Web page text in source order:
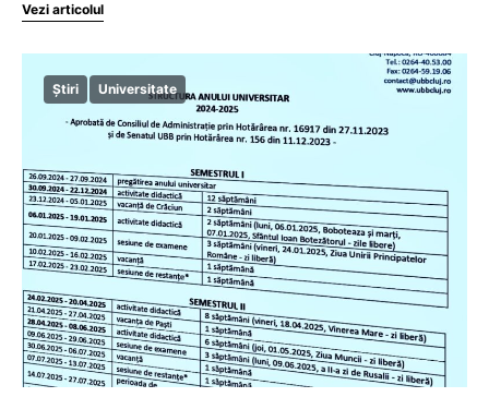
Vezi articolul
Știri Universitate